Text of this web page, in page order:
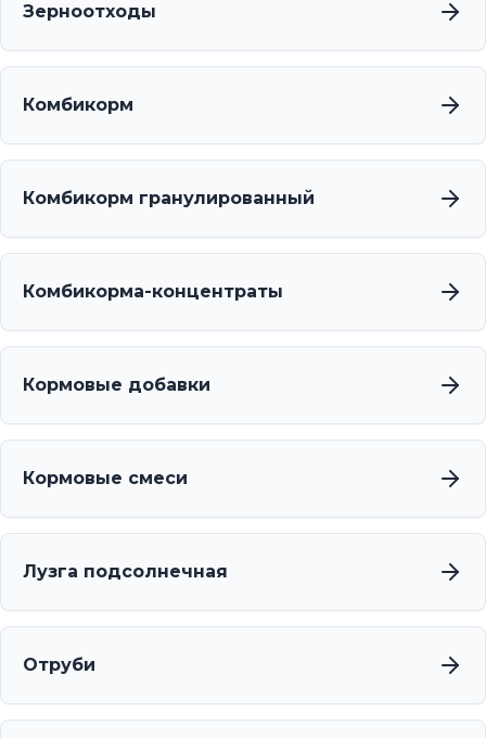
Зерноотходы
Комбикорм
Комбикорм гранулированный
Комбикорма-концентраты
Кормовые добавки
Кормовые смеси
Лузга подсолнечная
Отруби